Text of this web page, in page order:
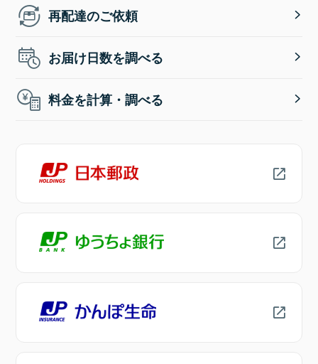
再配達のご依頼
お届け日数を調べる
料金を計算・調べる